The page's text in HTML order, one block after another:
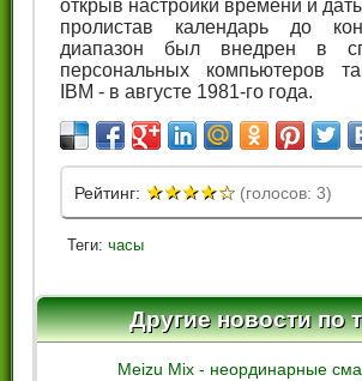
открыв настройки времени и
пролистав календарь до
диапазон был внедрен в
персональных компьютеров
IBM - в августе 1981-го года.
Рейтинг: ★★★★☆(голосов: 3)
Теги:часы
Другие новости по
Meizu Mix - неординарные